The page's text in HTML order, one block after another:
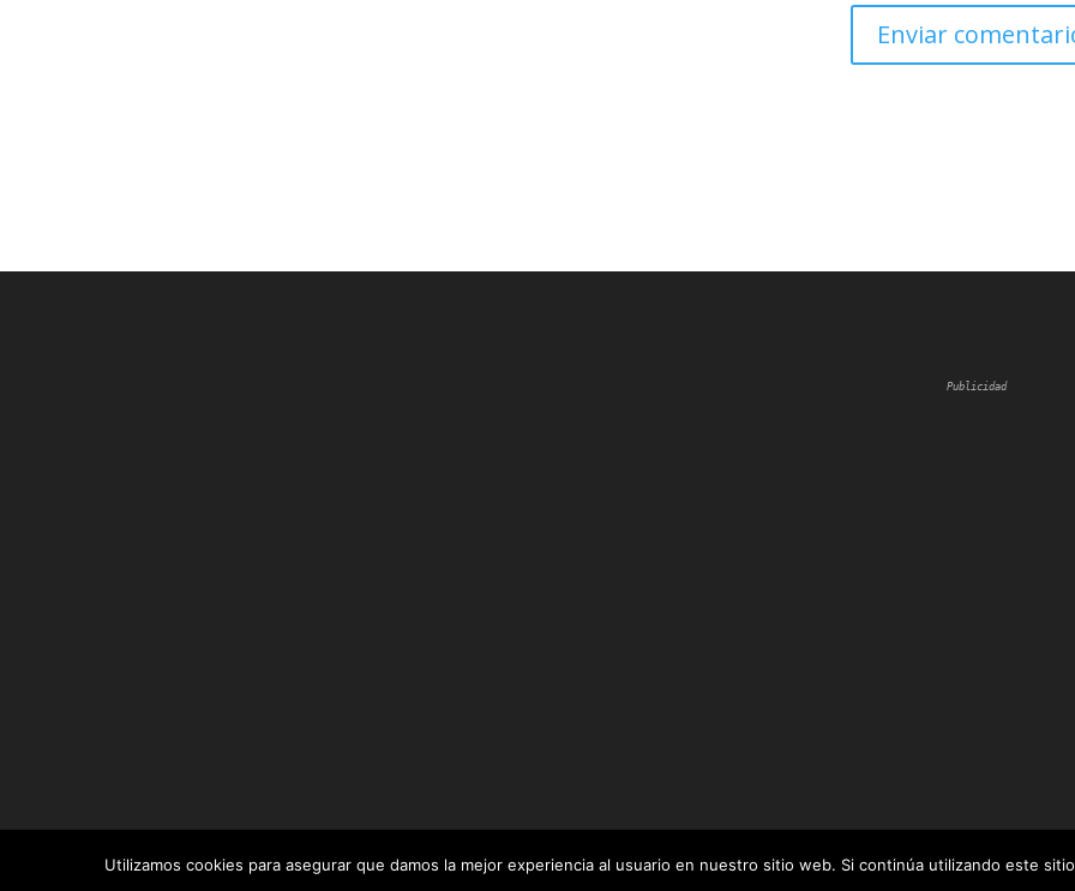
Publicidad
Diseñado porElegant Themes| Desarrollado porWordPress
Utilizamos cookies para asegurar que damos la mejor experiencia al usuario en nuestro sitio web. Si continúa utilizando este